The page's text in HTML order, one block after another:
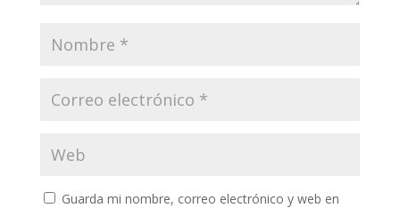
Guarda mi nombre, correo electrónico y web en